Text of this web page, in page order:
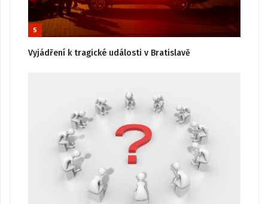
5
Vyjádření k tragické události v Bratislavě